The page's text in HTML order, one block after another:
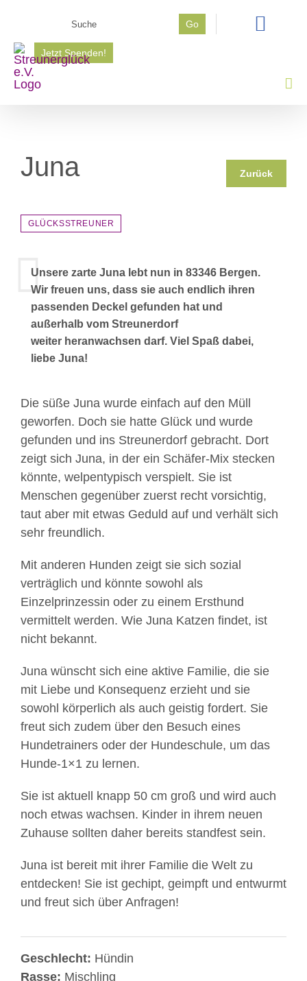
springen
Go
Jetzt Spenden!
Juna Zurück
GLÜCKSSTREUNER
Unsere zarte Juna lebt nun in 83346 Bergen.
Wir freuen uns, dass sie auch endlich ihren
passenden Deckel gefunden hat und
außerhalb vom Streunerdorf
weiter heranwachsen darf. Viel Spaß dabei,
liebe Juna!
Die süße Juna wurde einfach auf den Müll
geworfen. Doch sie hatte Glück und wurde
gefunden und ins Streunerdorf gebracht. Dort
zeigt sich Juna, in der ein Schäfer-Mix stecken
könnte, welpentypisch verspielt. Sie ist
Menschen gegenüber zuerst recht vorsichtig,
taut aber mit etwas Geduld auf und verhält sich
sehr freundlich.
Mit anderen Hunden zeigt sie sich sozial
verträglich und könnte sowohl als
Einzelprinzessin oder zu einem Ersthund
vermittelt werden. Wie Juna Katzen findet, ist
nicht bekannt.
Juna wünscht sich eine aktive Familie, die sie
mit Liebe und Konsequenz erzieht und sie
sowohl körperlich als auch geistig fordert. Sie
freut sich zudem über den Besuch eines
Hundetrainers oder der Hundeschule, um das
Hunde-1×1 zu lernen.
Sie ist aktuell knapp 50 cm groß und wird auch
noch etwas wachsen. Kinder in ihrem neuen
Zuhause sollten daher bereits standfest sein.
Juna ist bereit mit ihrer Familie die Welt zu
entdecken! Sie ist gechipt, geimpft und entwurmt
und freut sich über Anfragen!
Geschlecht: Hündin
Rasse: Mischling